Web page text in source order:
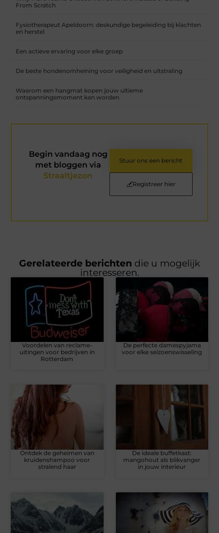
From Scratch
Fysiotherapeut Apeldoorn: deskundige begeleiding bij klachten
en herstel
Een actieve ervaring voor elke groep
De beste hondenomheining voor veiligheid en uitstraling
Waarom een hangmat kopen jouw ultieme
ontspanningsmoment kan worden
Begin vandaag nog
met bloggen via
Straaltjezon
Stuur ons een bericht
Registreer hier
Gerelateerde berichten die u mogelijk
interesseren.
Voordelen van reclame-
uitingen voor bedrijven in
Rotterdam
De perfecte damespyjama
voor elke seizoenswisseling
Ontdek de geheimen van
kruidenshampoo voor
stralend haar
De ideale buffetkast:
mangohout als blikvanger
in jouw interieur